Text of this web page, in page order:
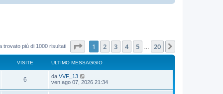
trovato più di 1000 risultati Pagina1 di
1 2 3 4 5 20
VISITE ULTIMO MESSAGGIO
6V
i
U
l
da VVF_13
ven ago 07, 2026 21:34